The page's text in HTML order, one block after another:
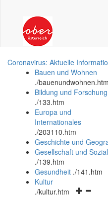
Coronavirus: Aktuelle
Bauen und Wohnen
./bauenundwohnen.htm
Bildung und Forschung
./133.htm
Europa und
Internationales
./203110.htm
Geschichte und
Gesellschaft und
./139.htm
Gesundheit ./141.htm
Kultur
./kultur.htm